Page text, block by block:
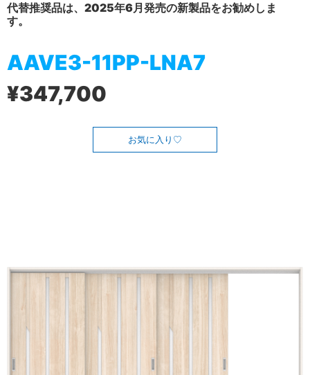
代替推奨品は、2025年6月発売の新製品をお勧めしま
す。
AAVE3-11PP-LNA7
¥347,700
お気に入り